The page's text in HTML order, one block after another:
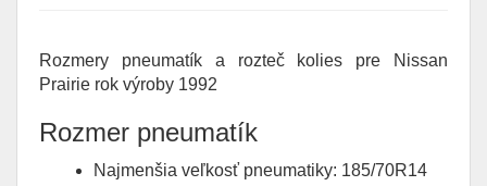
Rozmery pneumatík a rozteč kolies pre Nissan
Prairie rok výroby 1992
Rozmer pneumatík
Najmenšia veľkosť pneumatiky: 185/70R14